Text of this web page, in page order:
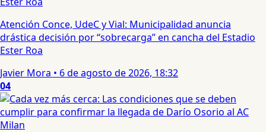
Atención Conce, UdeC y Vial: Municipalidad anuncia
drástica decisión por “sobrecarga” en cancha del Estadio
Ester Roa
Javier Mora • 6 de agosto de 2026, 18:32
04